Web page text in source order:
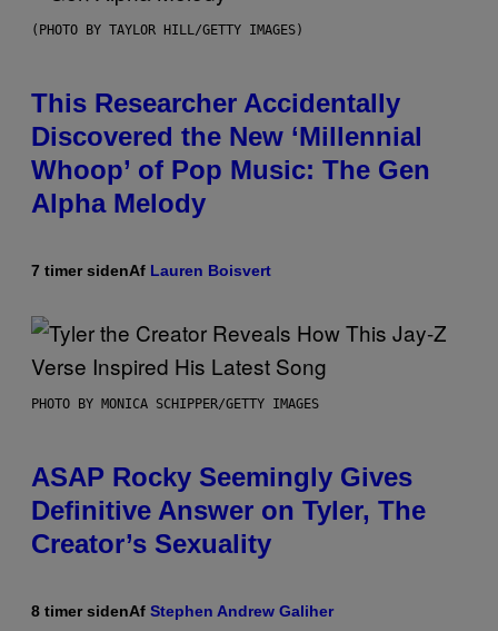
(PHOTO BY TAYLOR HILL/GETTY IMAGES)
This Researcher Accidentally
Discovered the New ‘Millennial
Whoop’ of Pop Music: The Gen
Alpha Melody
7 timer sidenAf Lauren Boisvert
PHOTO BY MONICA SCHIPPER/GETTY IMAGES
ASAP Rocky Seemingly Gives
Definitive Answer on Tyler, The
Creator’s Sexuality
8 timer sidenAf Stephen Andrew Galiher